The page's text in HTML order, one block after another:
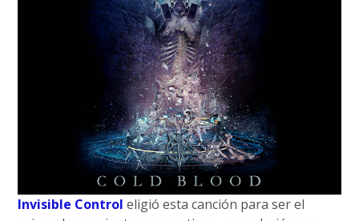
Invisible Control eligió esta canción para ser el